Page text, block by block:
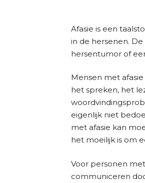
Afasie is een
in de hersenen.
hersentumor of
Mensen met
het spreken, het
eigenlijk niet
met afasie kan
het moeilijk is om
Voor personen
communiceren